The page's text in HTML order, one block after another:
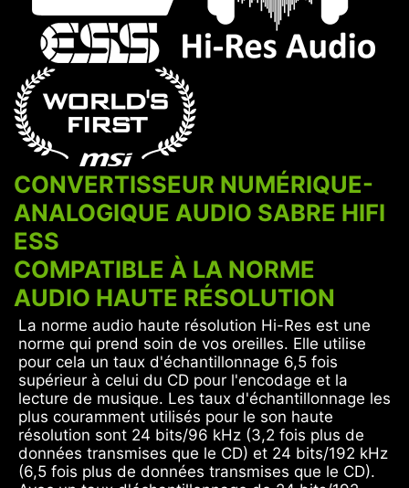
CONVERTISSEUR NUMÉRIQUE-
ANALOGIQUE AUDIO SABRE HIFI
ESS
COMPATIBLE À LA NORME
AUDIO HAUTE RÉSOLUTION
La norme audio haute résolution Hi-Res est une
norme qui prend soin de vos oreilles. Elle utilise
pour cela un taux d'échantillonnage 6,5 fois
supérieur à celui du CD pour l'encodage et la
lecture de musique. Les taux d'échantillonnage les
plus couramment utilisés pour le son haute
résolution sont 24 bits/96 kHz (3,2 fois plus de
données transmises que le CD) et 24 bits/192 kHz
(6,5 fois plus de données transmises que le CD).